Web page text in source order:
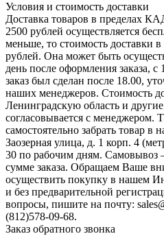
Условия и стоимость доставки
Доставка товаров в пределах
2500 рублей осуществляется
меньше, то стоимость
рублей. Она может быть
день после оформления заказа, с
заказ был сделан после 18.00,
наших менеджеров. Стоимость
Ленинградскую область и
согласовывается с менеджером.
самостоятельно забрать товар
Заозерная улица, д. 1 корп. 4
30 по рабочим дням.
сумме заказа. Обращаем Ваше
осуществить покупку в нашем
и без предварительной
вопросы, пишите на почту:
(812)578-09-68.
Заказ обратного звонка